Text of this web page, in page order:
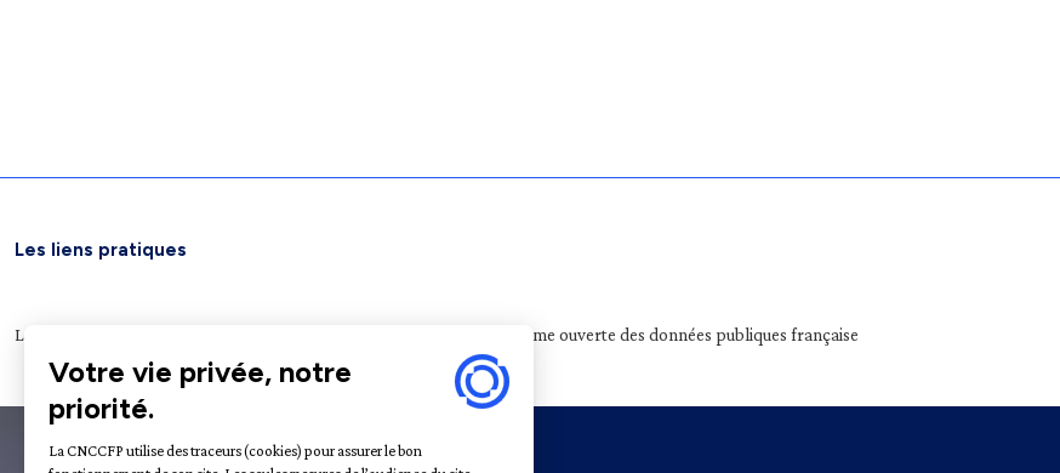
Les liens pratiques
Légifrance Plateforme ouverte des données publiques française